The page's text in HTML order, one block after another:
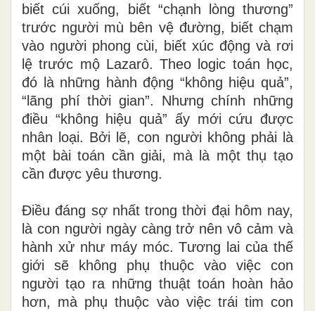
biết cúi xuống, biết “chạnh lòng thương”
trước người mù bên vệ đường, biết chạm
vào người phong cùi, biết xúc động và rơi
lệ trước mộ Lazarô. Theo logic toán học,
đó là những hành động “không hiệu quả”,
“lãng phí thời gian”. Nhưng chính những
điều “không hiệu quả” ấy mới cứu được
nhân loại. Bởi lẽ, con người không phải là
một bài toán cần giải, mà là một thụ tạo
cần được yêu thương.
Điều đáng sợ nhất trong thời đại hôm nay,
là con người ngày càng trở nên vô cảm và
hành xử như máy móc. Tương lai của thế
giới sẽ không phụ thuộc vào việc con
người tạo ra những thuật toán hoàn hảo
hơn, mà phụ thuộc vào việc trái tim con